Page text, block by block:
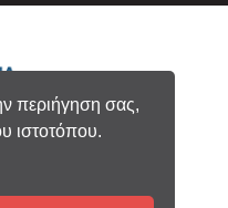
περιήγηση σας,
ιστοτόπου.